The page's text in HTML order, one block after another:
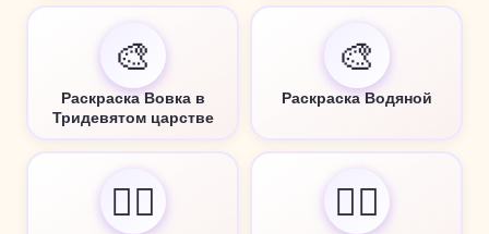
🎨
Раскраска Вовка в
Тридевятом царстве
🎨
Раскраска Водяной
🧙‍♂️ 🧙‍♂️